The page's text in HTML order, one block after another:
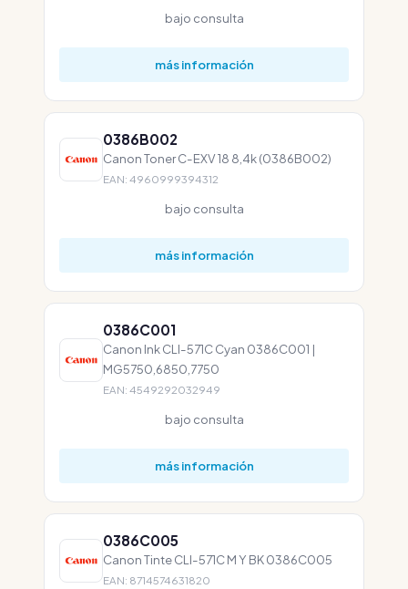
bajo consulta
más información
0386B002
Canon Toner C-EXV 18 8,4k (0386B002)
EAN: 4960999394312
bajo consulta
más información
0386C001
Canon Ink CLI-571C Cyan 0386C001 |
MG5750,6850,7750
EAN: 4549292032949
bajo consulta
más información
0386C005
Canon Tinte CLI-571C M Y BK 0386C005
EAN: 8714574631820